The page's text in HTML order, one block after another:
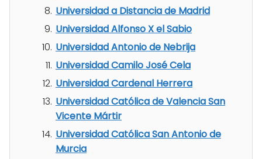
Universidad a Distancia de Madrid
Universidad Alfonso X el Sabio
Universidad Antonio de Nebrija
Universidad Camilo José Cela
Universidad Cardenal Herrera
Universidad Católica de Valencia San
Vicente Mártir
Universidad Católica San Antonio de
Murcia